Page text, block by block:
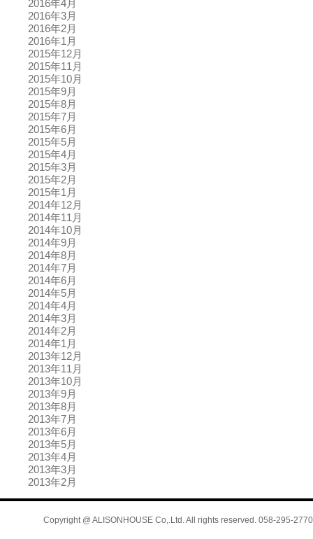
2016年4月
2016年3月
2016年2月
2016年1月
2015年12月
2015年11月
2015年10月
2015年9月
2015年8月
2015年7月
2015年6月
2015年5月
2015年4月
2015年3月
2015年2月
2015年1月
2014年12月
2014年11月
2014年10月
2014年9月
2014年8月
2014年7月
2014年6月
2014年5月
2014年4月
2014年3月
2014年2月
2014年1月
2013年12月
2013年11月
2013年10月
2013年9月
2013年8月
2013年7月
2013年6月
2013年5月
2013年4月
2013年3月
2013年2月
Copyright @ ALISONHOUSE Co,.Ltd. All rights reserved. 058-295-2770